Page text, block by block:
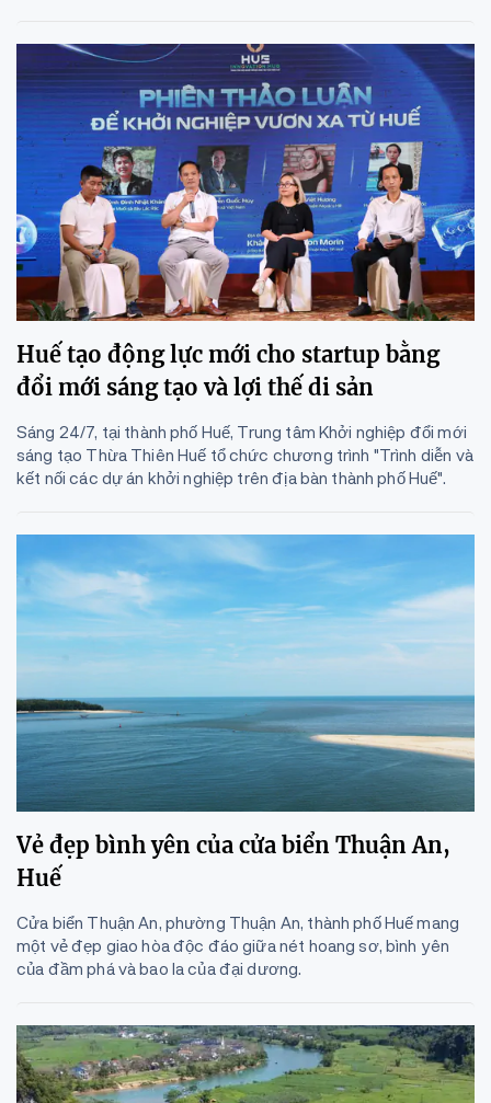
Huế tạo động lực mới cho startup bằng
đổi mới sáng tạo và lợi thế di sản
Sáng 24/7, tại thành phố Huế, Trung tâm Khởi nghiệp đổi mới
sáng tạo Thừa Thiên Huế tổ chức chương trình "Trình diễn và
kết nối các dự án khởi nghiệp trên địa bàn thành phố Huế".
Vẻ đẹp bình yên của cửa biển Thuận An,
Huế
Cửa biển Thuận An, phường Thuận An, thành phố Huế mang
một vẻ đẹp giao hòa độc đáo giữa nét hoang sơ, bình yên
của đầm phá và bao la của đại dương.